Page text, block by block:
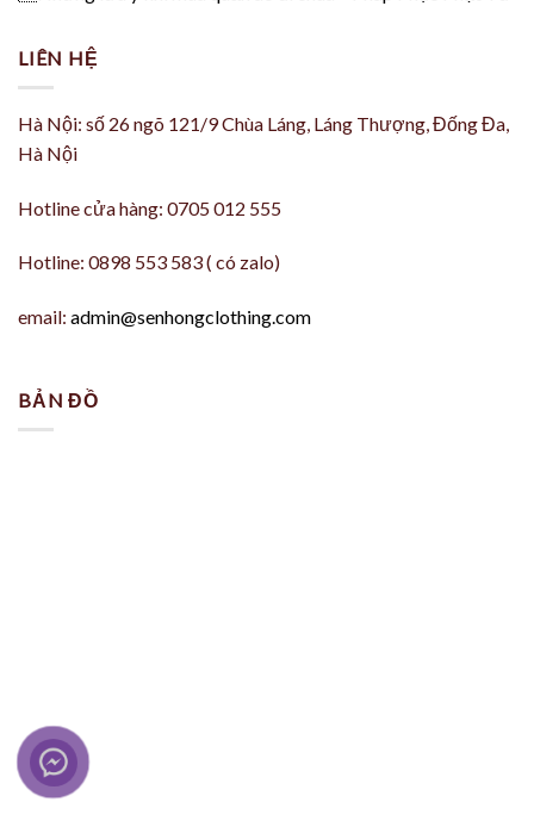
LIÊN HỆ
Hà Nội: số 26 ngõ 121/9 Chùa Láng, Láng Thượng, Đống Đa,
Hà Nội
Hotline cửa hàng: 0705 012 555
Hotline: 0898 553 583 ( có zalo)
email: admin@senhongclothing.com
BẢN ĐỒ